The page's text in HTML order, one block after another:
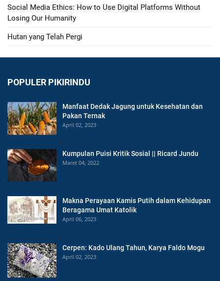
Social Media Ethics: How to Use Digital Platforms Without
Losing Our Humanity
Hutan yang Telah Pergi
POPULER PIKIRINDU
Manfaat Dedak Jagung untuk Kesehatan dan
Pakan Ternak
April 02, 2023
Kumpulan Puisi Kritik Sosial || Ricard Jundu
Maret 04, 2022
Makna Perayaan Kamis Putih dalam Kehidupan
Beragama Umat Katolik
April 06, 2023
Cerpen: Kado Ulang Tahun, Karya Faldo Mogu
April 02, 2023